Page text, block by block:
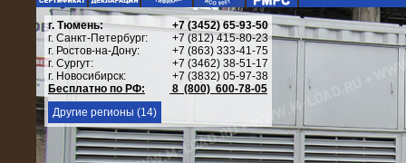
г. Тюмень:
+7 (3452) 65-93-50
г. Санкт-Петербург:
+7 (812) 415-80-23
г. Ростов-на-Дону:
+7 (863) 333-41-75
г. Сургут:
+7 (3462) 38-51-17
г. Новосибирск:
+7 (3832) 05-97-38
Бесплатно по РФ:
8 (800) 600-78-05
Другие регионы (14)